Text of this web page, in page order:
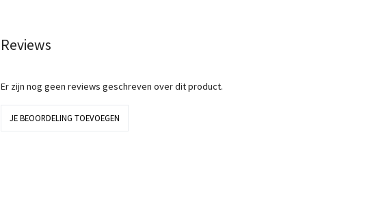
Reviews
Er zijn nog geen reviews geschreven over dit product.
JE BEOORDELING TOEVOEGEN